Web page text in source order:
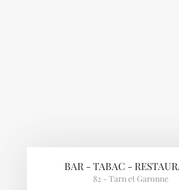
BAR - TABAC -
82 - Tarn et Garonne